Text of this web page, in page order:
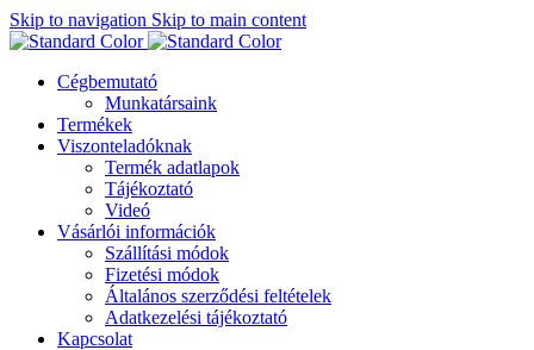
Skip to navigation Skip to main content
Cégbemutató
Munkatársaink
Termékek
Viszonteladóknak
Termék adatlapok
Tájékoztató
Videó
Vásárlói információk
Szállítási módok
Fizetési módok
Általános szerződési feltételek
Adatkezelési tájékoztató
Kapcsolat